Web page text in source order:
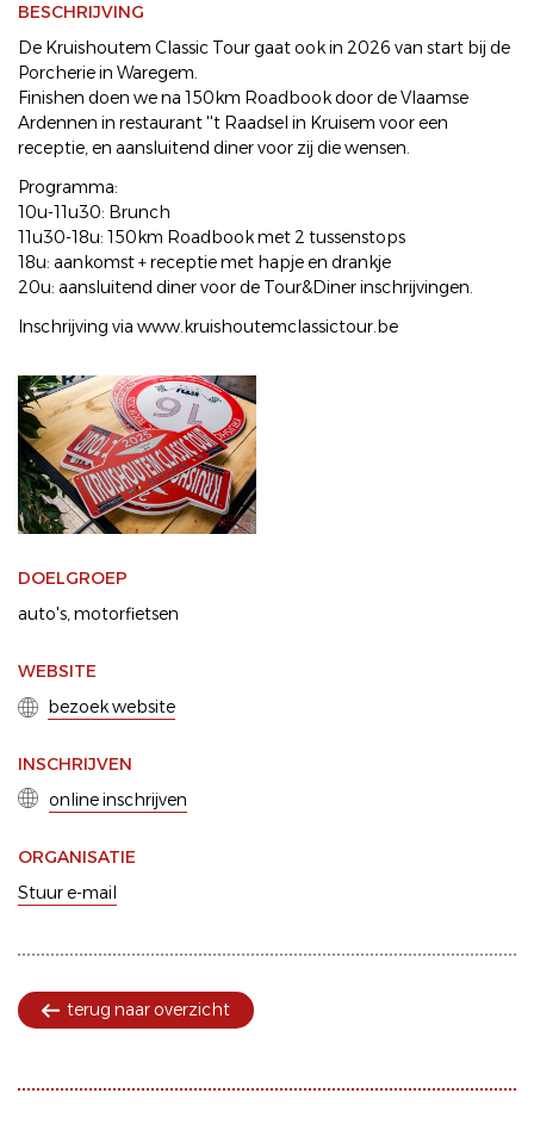
BESCHRIJVING
De Kruishoutem Classic Tour gaat ook in 2026 van start bij de
Porcherie in Waregem.
Finishen doen we na 150km Roadbook door de Vlaamse
Ardennen in restaurant ''t Raadsel in Kruisem voor een
receptie, en aansluitend diner voor zij die wensen.
Programma:
10u-11u30: Brunch
11u30-18u: 150km Roadbook met 2 tussenstops
18u: aankomst + receptie met hapje en drankje
20u: aansluitend diner voor de Tour&Diner inschrijvingen.
Inschrijving via www.kruishoutemclassictour.be
DOELGROEP
auto's motorfietsen
WEBSITE
bezoek website
INSCHRIJVEN
online inschrijven
ORGANISATIE
Stuur e-mail
terug naar overzicht